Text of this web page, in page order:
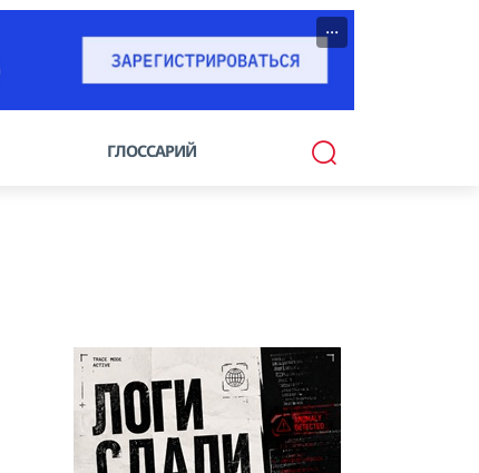
···
ГЛОССАРИЙ